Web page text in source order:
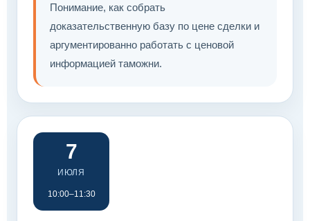
Понимание, как собрать
доказательственную базу по цене сделки и
аргументированно работать с ценовой
информацией таможни.
7
ИЮЛЯ
10:00–11:30